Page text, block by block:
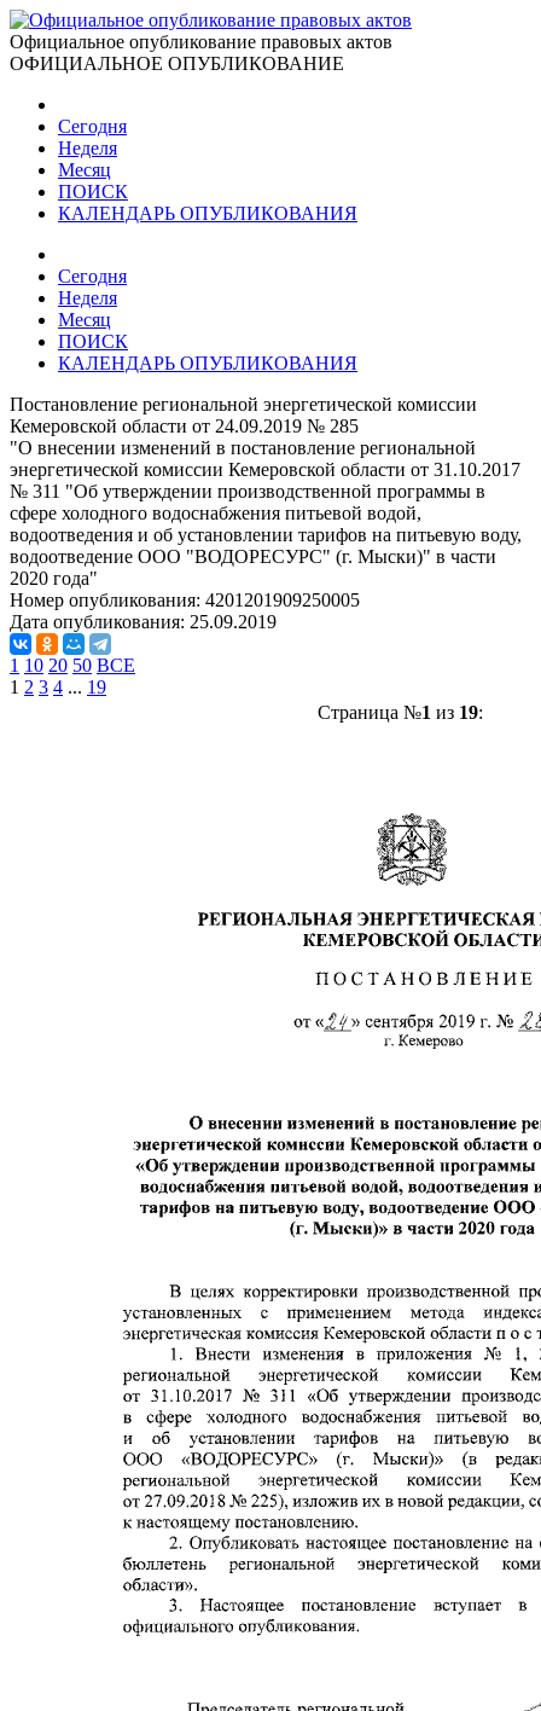
Официальное опубликование правовых актов
ОФИЦИАЛЬНОЕ ОПУБЛИКОВАНИЕ
Сегодня
Неделя
Месяц
ПОИСК
КАЛЕНДАРЬ ОПУБЛИКОВАНИЯ
Сегодня
Неделя
Месяц
ПОИСК
КАЛЕНДАРЬ ОПУБЛИКОВАНИЯ
Постановление региональной энергетической комиссии
Кемеровской области от 24.09.2019 № 285
"О внесении изменений в постановление региональной
энергетической комиссии Кемеровской области от 31.10.2017
№ 311 "Об утверждении производственной программы в
сфере холодного водоснабжения питьевой водой,
водоотведения и об установлении тарифов на питьевую воду,
водоотведение ООО "ВОДОРЕСУРС" (г. Мыски)" в части
2020 года"
Номер опубликования: 4201201909250005
Дата опубликования: 25.09.2019
1 10 20 50 ВСЕ
1 2 3 4 ... 19
Страница №1 из 19: